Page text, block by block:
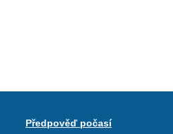
Předpověď počasí